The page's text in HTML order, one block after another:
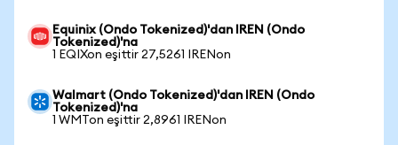
Equinix (Ondo Tokenized)'dan IREN (Ondo
Tokenized)'na
1 EQIXon eşittir 27,5261 IRENon
Walmart (Ondo Tokenized)'dan IREN (Ondo
Tokenized)'na
1 WMTon eşittir 2,8961 IRENon